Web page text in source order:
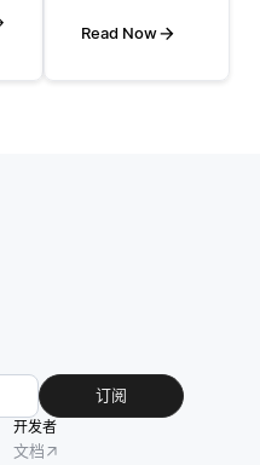
据。数据增
技术可以显
著增加数据
Read Now
订阅
开发者
文档